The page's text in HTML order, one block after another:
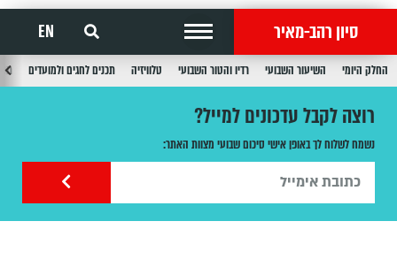
סיון רהב-מאיר EN
החלק היומי השיעור השבועי רדיו והטור השבועי טלוויזיה תכנים לחגים ולמועדים
רוצה לקבל עדכונים למייל?
נשמח לשלוח לך באופן אישי סיכום שבועי מצוות האתר: